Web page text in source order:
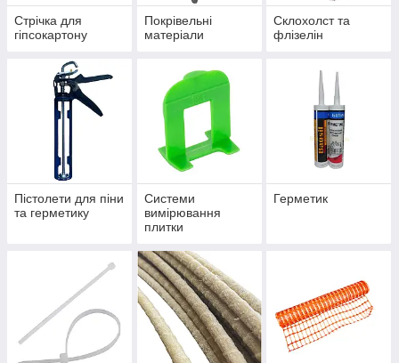
Стрічка для
гіпсокартону
Покрівельні
матеріали
Склохолст та
флізелін
Пістолети для піни
та герметику
Cистеми
вимірювання
плитки
Герметик